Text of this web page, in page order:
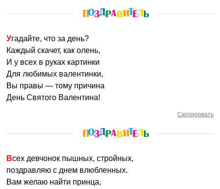
Угадайте, что за день?
Каждый скачет, как олень,
И у всех в руках картинки
Для любимых валентинки,
Вы правы — тому причина
День Святого Валентина!
Скопировать
Всех девчонок пышных, стройных,
поздравляю с днем влюбленных.
Вам желаю найти принца,